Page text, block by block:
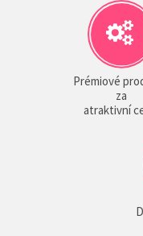
Prémiové
za
atraktivní